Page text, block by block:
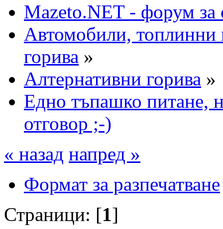
Mazeto.NET - форум за
Автомобили,
горива »
Алтернативни горива »
Едно тъпашко питане,
отговор ;-)
« назад напред »
Формат за разпечатване
Страници: [1]